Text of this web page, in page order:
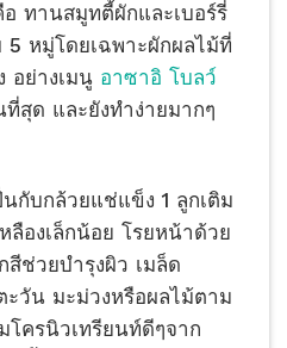
อ ทานสมูทตี้ผักและเบอร์รี่
หมู่โดยเฉพาะผักผลไม้ที่
อย่างเมนู อาซาอิ โบลว์
สุด และยังทำง่ายมากๆ
กับกล้วยแช่แข็ง 1 ลูกเติม
องเล็กน้อย โรยหน้าด้วย
สีช่วยบำรุงผิว เมล็ด
วัน มะม่วงหรือผลไม้ตาม
โครนิวเทรียนท์ดีๆจาก